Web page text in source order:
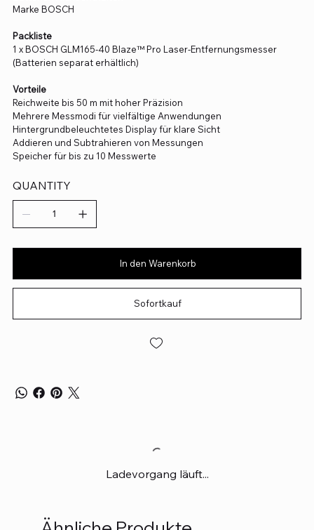
Marke BOSCH
Packliste
1 x BOSCH GLM165-40 Blaze™ Pro Laser-Entfernungsmesser
(Batterien separat erhältlich)
Vorteile
Reichweite bis 50 m mit hoher Präzision
Mehrere Messmodi für vielfältige Anwendungen
Hintergrundbeleuchtetes Display für klare Sicht
Addieren und Subtrahieren von Messungen
Speicher für bis zu 10 Messwerte
QUANTITY
In den Warenkorb
Sofortkauf
Ladevorgang läuft...